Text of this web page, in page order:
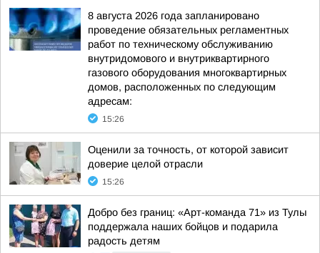
8 августа 2026 года запланировано
проведение обязательных регламентных
работ по техническому обслуживанию
внутридомового и внутриквартирного
газового оборудования многоквартирных
домов, расположенных по следующим
адресам:
15:26
Оценили за точность, от которой зависит
доверие целой отрасли
15:26
Добро без границ: «Арт-команда 71» из Тулы
поддержала наших бойцов и подарила
радость детям